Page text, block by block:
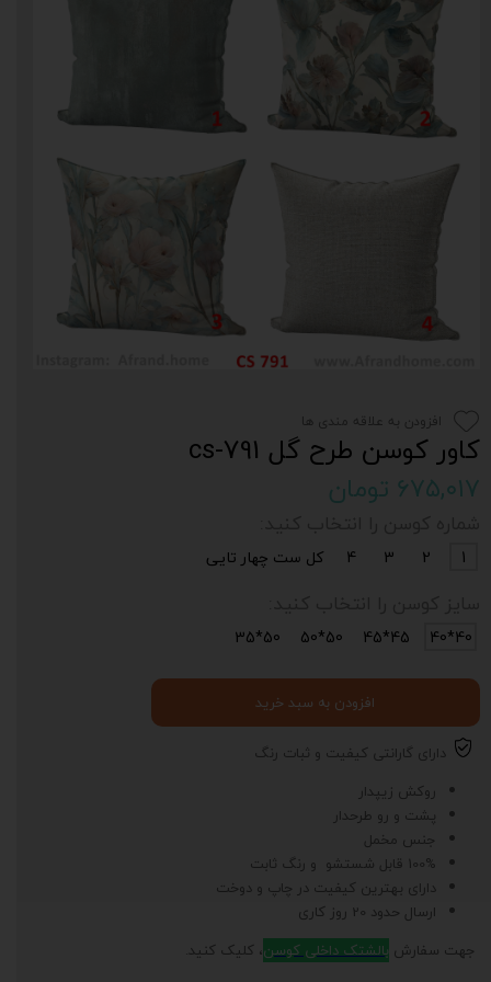
کاور کوسن طرح گل cs-791
۶۷۵,۰۱۷ تومان
دارای گارانتی کیفیت و ثبات رنگ
روکش زیپدار
پشت و رو طرحدار
جنس مخمل
100% قابل شستشو و رنگ ثابت
دارای بهترین کیفیت در چاپ و دوخت
ارسال حدود 20 روز کاری
جهت سفارش بالشتک داخلی کوسن، کلیک کنید.
1
2
3
4 کل ست چهار تایی
40*40
45*45
50*50
50*35
افزودن به سبد خرید
افزودن به علاقه مندی ها